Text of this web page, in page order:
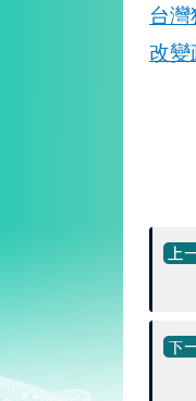
台
改變